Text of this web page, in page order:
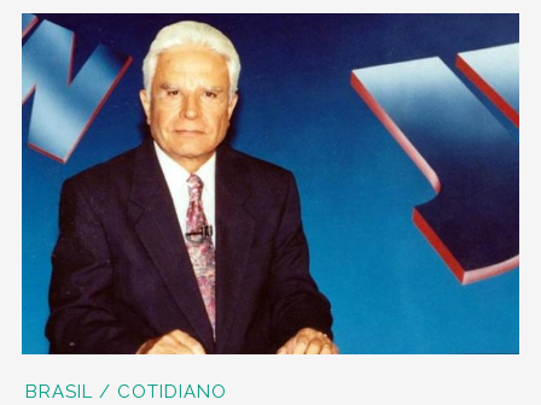
BRASIL / COTIDIANO